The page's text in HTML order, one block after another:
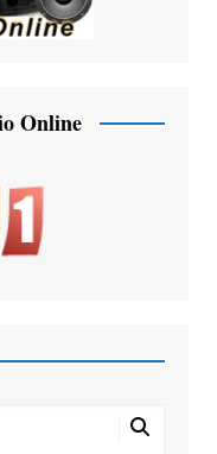
Online